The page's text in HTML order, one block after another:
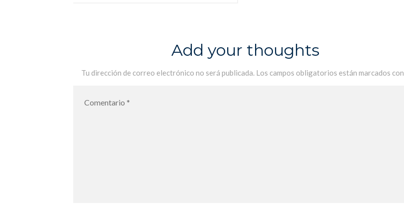
Add your thoughts
Tu dirección de correo electrónico no será publicada. Los campos obligatorios están marcados con